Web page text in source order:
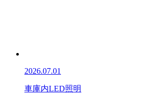
2026.07.01
車庫内LED照明